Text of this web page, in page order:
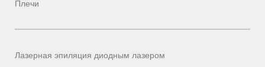
Плечи
Лазерная эпиляция диодным лазером